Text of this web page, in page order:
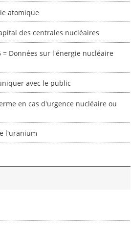
atomique
des centrales nucléaires
Données sur l'énergie nucléaire
avec le public
en cas d'urgence nucléaire ou
l'uranium